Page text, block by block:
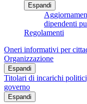
Espandi
dipendenti
Regolamenti
Oneri informativi per
Organizzazione
Espandi
Titolari di incarichi
governo
Espandi